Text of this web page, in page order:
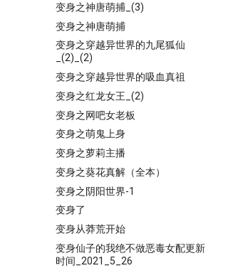
变身之神唐萌捕_(3)
变身之神唐萌捕
变身之穿越异世界的九尾狐仙
_(2)_(2)
变身之穿越异世界的吸血真祖
变身之红龙女王_(2)
变身之网吧女老板
变身之萌鬼上身
变身之萝莉主播
变身之葵花真解（全本）
变身之阴阳世界-1
变身了
变身从莽荒开始
变身仙子的我绝不做恶毒女配更新
时间_2021_5_26